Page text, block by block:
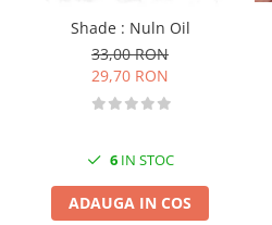
Accesorii pictura
Markere Metalice
Shade : Nuln Oil
33,00 RON
29,70 RON
6IN STOC
ADAUGA IN COS